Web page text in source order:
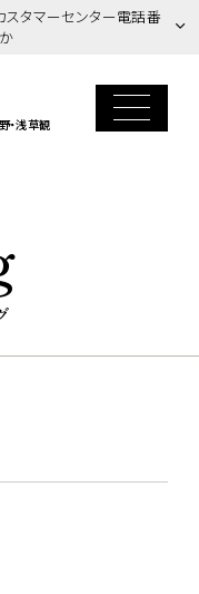
スタマーセンター電話番
・浅草観